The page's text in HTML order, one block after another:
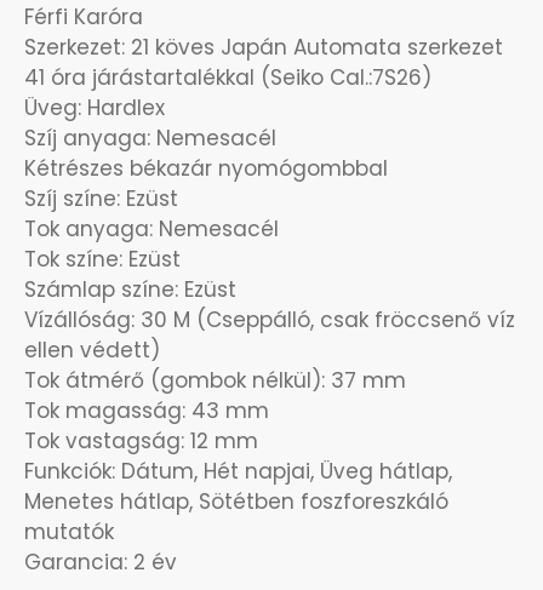
Férfi Karóra
Szerkezet: 21 köves Japán Automata szerkezet
41 óra járástartalékkal (Seiko Cal.:7S26)
Üveg: Hardlex
Szíj anyaga: Nemesacél
Kétrészes békazár nyomógombbal
Szíj színe: Ezüst
Tok anyaga: Nemesacél
Tok színe: Ezüst
Számlap színe: Ezüst
Vízállóság: 30 M (Cseppálló, csak fröccsenő víz
ellen védett)
Tok átmérő (gombok nélkül): 37 mm
Tok magasság: 43 mm
Tok vastagság: 12 mm
Funkciók: Dátum, Hét napjai, Üveg hátlap,
Menetes hátlap, Sötétben foszforeszkáló
mutatók
Garancia: 2 év
ÖNGYÚJTÓK
ÓRAFORGATÓK
ÓRÁS GÉPEK
ÓRATARTÓ DOBOZOK
ORIENT
POLICE
PULSAR
SANTA BARBARA
SECTOR